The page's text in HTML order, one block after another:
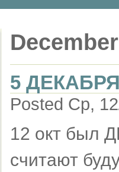
5 ДЕКАБРЯ
Posted Ср,
12 окт был
считают